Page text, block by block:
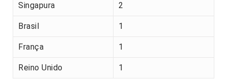
Singapura 2
Brasil 1
França 1
Reino Unido 1